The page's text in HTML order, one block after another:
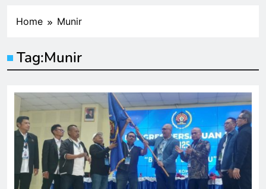
Home Munir
Tag:Munir